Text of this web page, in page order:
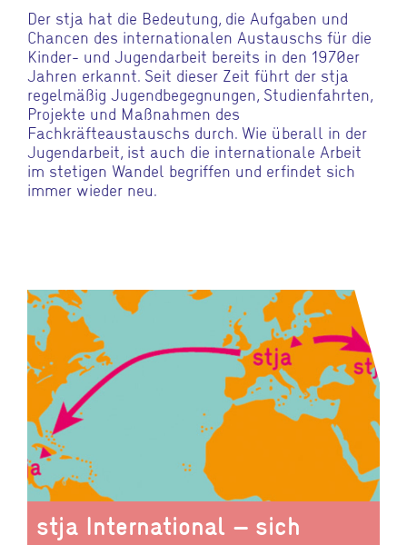
Der stja hat die Bedeutung, die Aufgaben und
Chancen des internationalen Austauschs für die
Kinder- und Jugendarbeit bereits in den 1970er
Jahren erkannt. Seit dieser Zeit führt der stja
regelmäßig Jugendbegegnungen, Studienfahrten,
Projekte und Maßnahmen des
Fachkräfteaustauschs durch. Wie überall in der
Jugendarbeit, ist auch die internationale Arbeit
im stetigen Wandel begriffen und erfindet sich
immer wieder neu.
stja International – sich